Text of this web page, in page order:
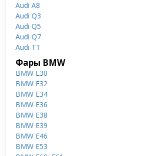
Audi A8
Audi Q3
Audi Q5
Audi Q7
Audi TT
Фары BMW
BMW E30
BMW E32
BMW E34
BMW E36
BMW E38
BMW E39
BMW E46
BMW E53